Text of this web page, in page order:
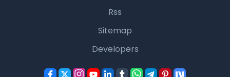
Rss
Sitemap
Developers